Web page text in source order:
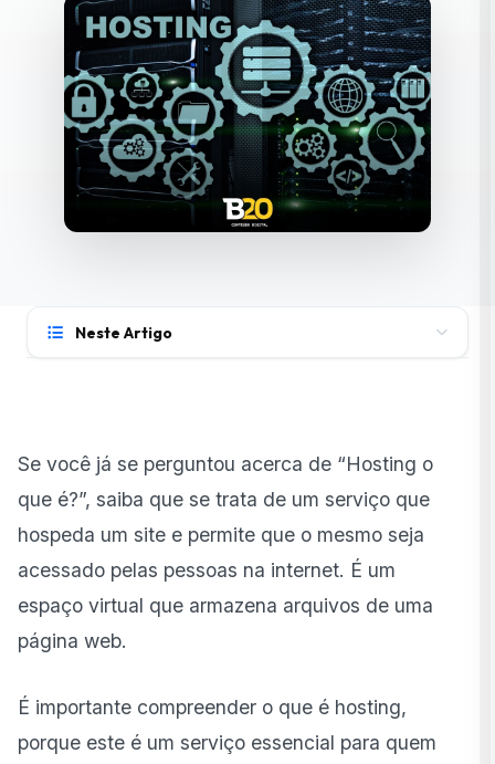
Neste Artigo
Tipos mais comuns de hosting disponíveis no
mercado
Hosting gratuito vale a pena?
Hosting e domínio: qual a diferença?
A importância de contar com suporte especializado
Se você já se perguntou acerca de “Hosting o
que é?”, saiba que se trata de um serviço que
hospeda um site e permite que o mesmo seja
acessado pelas pessoas na internet. É um
espaço virtual que armazena arquivos de uma
página web.
É importante compreender o que é hosting,
porque este é um serviço essencial para quem